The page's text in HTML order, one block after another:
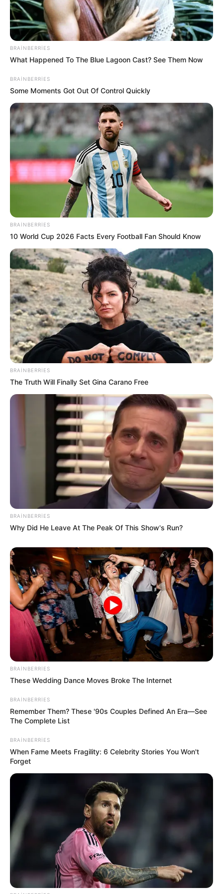
Təcili! İsrail hərəkətə keçdi -
BOMBALANIR
153
19:59 / 05 Avqust 2026 ŞOU-BİZNES
"Paltarımı nə hədiyyə edirəm, nə də
satıram" — Aygün Kazımova ilə müsahibə
89 0 0
19:49 / 05 Avqust 2026 KRİMİNAL
Mingəçevirdə kanalda batan
yeniyetmənin axtarışları aparılır - VİDEO
0 0
19:46 / 05 Avqust 2026 SİYASƏT
İran Xəzərin hüquqi statusunu niyə indi
təsdiqləyir? –
Politoloqdan ŞƏRH
68
19:28 / 05 Avqust 2026
TƏCİLİ! Qardaş ölkə kritik sistemi Bakıya
təhvil verdi -
Tarixdə İLK
BRAINBERRIES
What Happened To The Blue Lagoon Cast? See Them Now
BRAINBERRIES
Some Moments Got Out Of Control Quickly
BRAINBERRIES
10 World Cup 2026 Facts Every Football Fan Should Know
BRAINBERRIES
The Truth Will Finally Set Gina Carano Free
BRAINBERRIES
Why Did He Leave At The Peak Of This Show's Run?
BRAINBERRIES
These Wedding Dance Moves Broke The Internet
BRAINBERRIES
Remember Them? These '90s Couples Defined An Era—See
The Complete List
BRAINBERRIES
When Fame Meets Fragility: 6 Celebrity Stories You Won't
Forget